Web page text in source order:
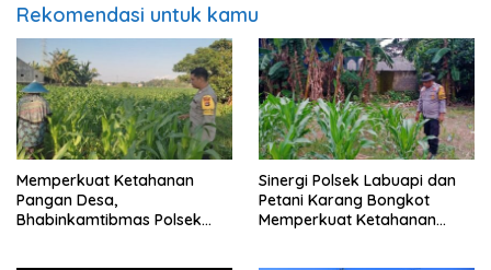
Rekomendasi untuk kamu
Memperkuat Ketahanan
Pangan Desa,
Bhabinkamtibmas Polsek
Sinergi Polsek Labuapi dan
Petani Karang Bongkot
Memperkuat Ketahanan